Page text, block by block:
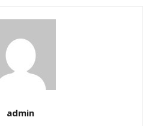
admin